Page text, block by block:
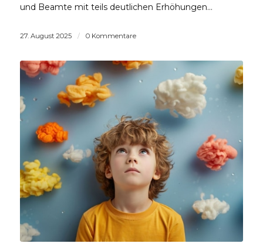
und Beamte mit teils deutlichen Erhöhungen…
27. August 2025 / 0 Kommentare